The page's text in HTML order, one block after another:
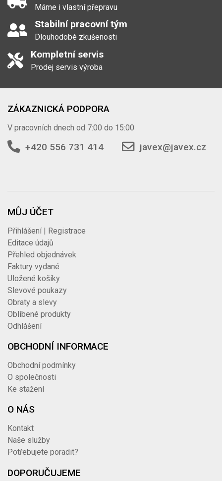
Máme i vlastní přepravu
Stabilní pracovní tým
Dlouhodobé zkušenosti
Kompletní servis
Prodej servis výroba
ZÁKAZNICKÁ PODPORA
V pracovních dnech od 7:00 do 15:00
+420 556 731 414 javex@javex.cz
MŮJ ÚČET
Přihlášení | Registrace
Editace údajů
Přehled objednávek
Faktury vydané
Uložené košíky
Slevové poukazy
Obraty a slevy
Oblíbené produkty
Odhlášení
OBCHODNÍ INFORMACE
Obchodní podmínky
O společnosti
Ke stažení
O NÁS
Kontakt
Naše služby
Potřebujete poradit?
DOPORUČUJEME